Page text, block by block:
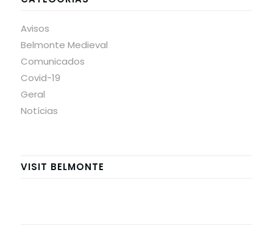
Avisos
Belmonte Medieval
Comunicados
Covid-19
Geral
Notícias
VISIT BELMONTE